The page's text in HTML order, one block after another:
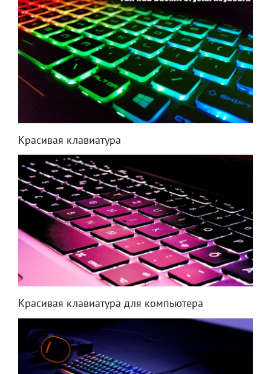
Красивая клавиатура
Красивая клавиатура для компьютера